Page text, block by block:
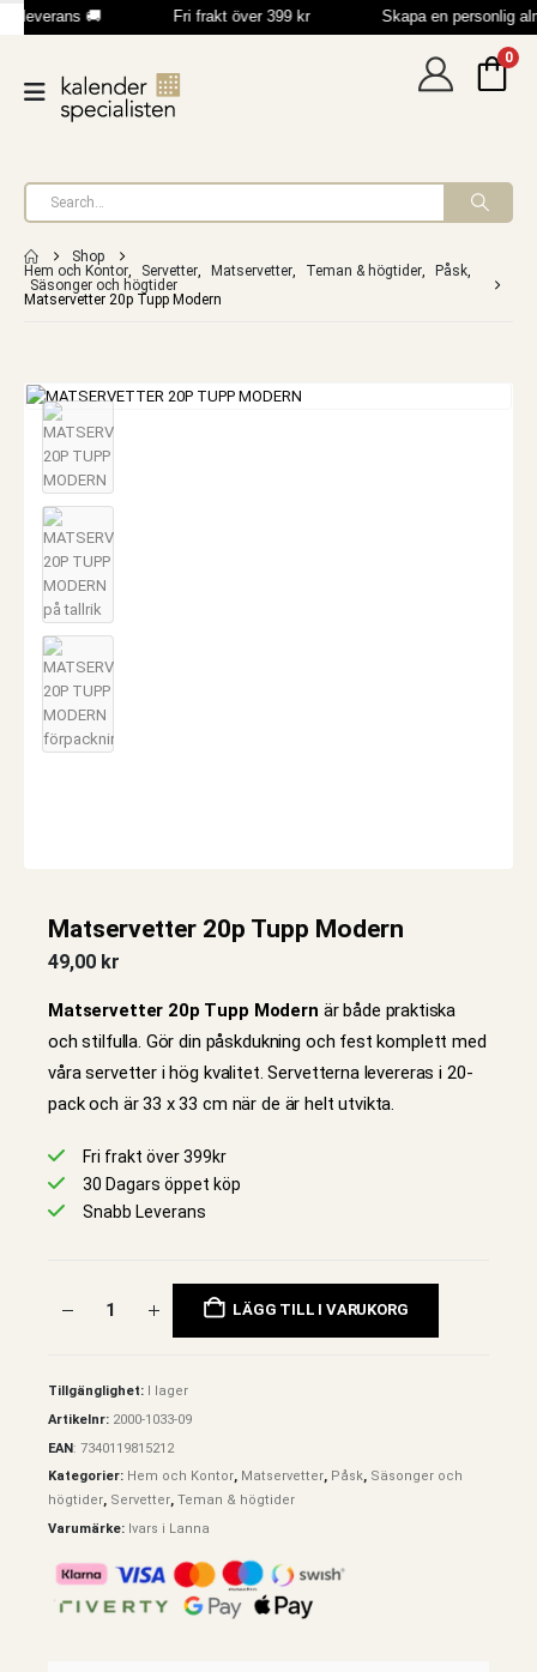
leverans 🚚 Fri frakt över 399 kr Skapa en personlig
0
Shop
Hem och Kontor, Servetter, Matservetter, Teman & högtider, Påsk,
Säsonger och högtider
Matservetter 20p Tupp Modern
Matservetter 20p Tupp Modern
49,00 kr
Matservetter 20p Tupp Modern är både praktiska
och stilfulla. Gör din påskdukning och fest komplett med
våra servetter i hög kvalitet. Servetterna levereras i 20-
pack och är 33 x 33 cm när de är helt utvikta.
Fri frakt över 399kr
30 Dagars öppet köp
Snabb Leverans
LÄGG TILL I VARUKORG
Tillgänglighet:
I lager
Artikelnr: 2000-1033-09
EAN: 7340119815212
Kategorier: Hem och Kontor, Matservetter, Påsk, Säsonger och
högtider, Servetter, Teman & högtider
Varumärke: Ivars i Lanna